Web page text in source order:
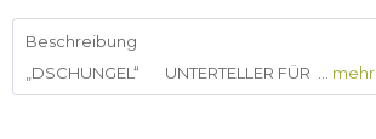
Beschreibung
„DSCHUNGEL“ UNTERTELLER FÜR ...
mehr